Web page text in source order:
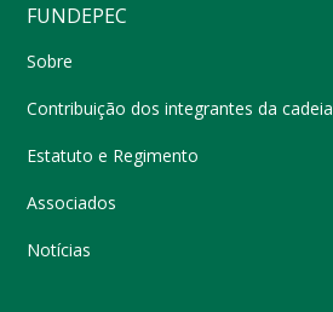
FUNDEPEC
Sobre
Contribuição dos integrantes da cadeia
Estatuto e Regimento
Associados
Notícias